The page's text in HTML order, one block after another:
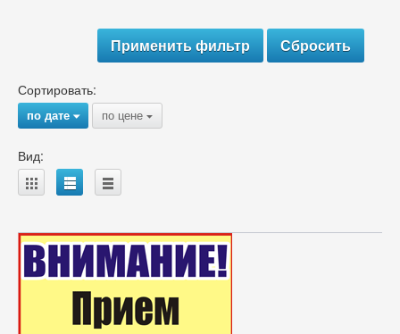
Сортировать:
по дате{ по цене {
Вид:
A B C